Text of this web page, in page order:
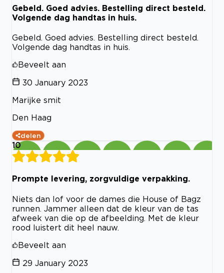
Gebeld. Goed advies. Bestelling direct besteld.
Volgende dag handtas in huis.
Gebeld. Goed advies. Bestelling direct besteld.
Volgende dag handtas in huis.
Beveelt aan
30 January 2023
Marijke smit
Den Haag
delen
10
Prompte levering, zorgvuldige verpakking.
Niets dan lof voor de dames die House of Bagz
runnen. Jammer alleen dat de kleur van de tas
afweek van die op de afbeelding. Met de kleur
rood luistert dit heel nauw.
Beveelt aan
29 January 2023